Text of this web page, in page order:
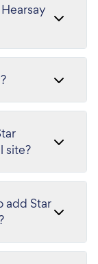
site?
add Star